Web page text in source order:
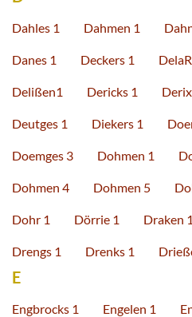
Dahles 1 Dahmen 1
Danes 1 Deckers 1
Delißen1 Dericks 1
Deutges 1 Diekers 1
Doemges 3 Dohmen 1
Dohmen 4 Dohmen 5
Dohr 1 Dörrie 1 Draken 1
Drengs 1 Drenks 1
E
Engbrocks 1 Engelen 1